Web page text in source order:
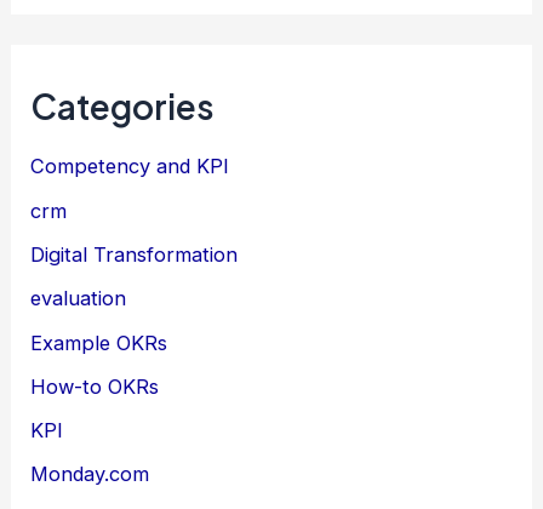
Categories
Competency and KPI
crm
Digital Transformation
evaluation
Example OKRs
How-to OKRs
KPI
Monday.com